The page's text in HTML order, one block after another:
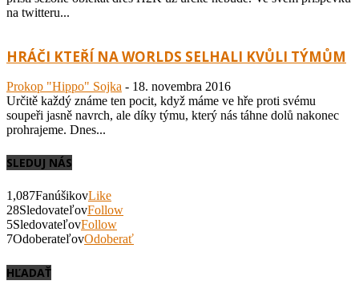
na twitteru...
HRÁČI KTEŘÍ NA WORLDS SELHALI KVŮLI TÝMŮM
Prokop "Hippo" Sojka - 18. novembra 2016
Určitě každý známe ten pocit, když máme ve hře proti svému
soupeři jasně navrch, ale díky týmu, který nás táhne dolů nakonec
prohrajeme. Dnes...
SLEDUJ NÁS
1,087FanúšikovLike
28SledovateľovFollow
5SledovateľovFollow
7OdoberateľovOdoberať
HĽADAŤ